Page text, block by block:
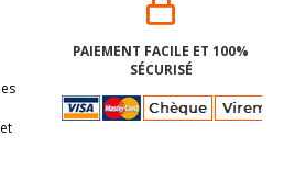
PAIEMENT FACILE ET 100%
SÉCURISÉ